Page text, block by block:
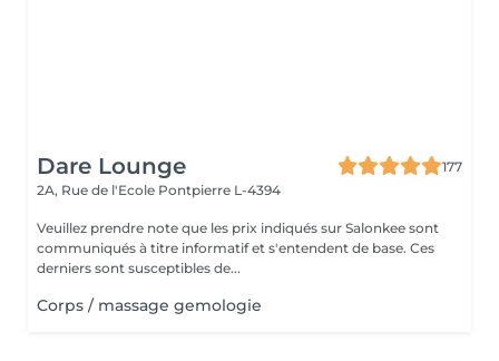
Dare Lounge
177
2A, Rue de l'Ecole Pontpierre L-4394
Veuillez prendre note que les prix indiqués sur Salonkee sont
communiqués à titre informatif et s'entendent de base. Ces
derniers sont susceptibles de...
Corps / massage gemologie